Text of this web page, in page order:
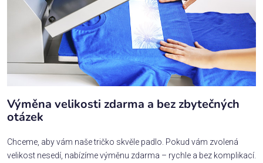
Výměna velikosti zdarma a bez zbytečných
otázek
Chceme, aby vám naše tričko skvěle padlo. Pokud vám zvolená
velikost nesedí, nabízíme výměnu zdarma – rychle a bez komplikací.